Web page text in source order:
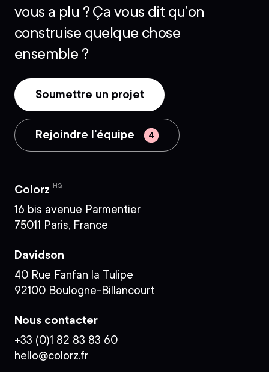
vous a plu ? Ça vous dit qu’on
construise quelque chose
ensemble ?
Soumettre un projet
Rejoindre l'équipe
Colorz HQ
16 bis avenue Parmentier
75011 Paris, France
Davidson
40 Rue Fanfan la Tulipe
92100 Boulogne-Billancourt
Nous contacter
+33 (0)1 82 83 83 60
hello@colorz.fr